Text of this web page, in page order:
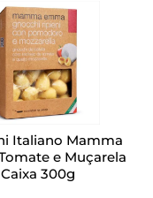
Italiano Mamma
e Muçarela
Caixa 300g